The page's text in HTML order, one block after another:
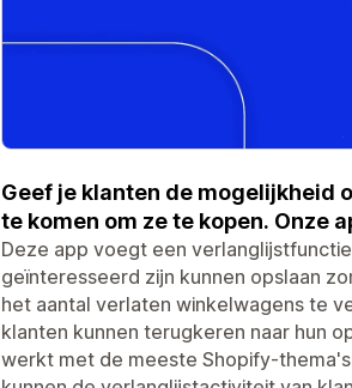
Geef je klanten de mogelijkheid
te komen om ze te kopen. Onze
Deze app voegt een
geïnteresseerd zijn kunnen opslaan
het aantal verlaten winkelwagens te
klanten kunnen terugkeren naar hun
werkt met de meeste Shopify-